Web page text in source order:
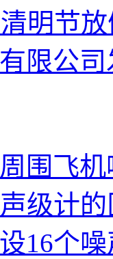
明节
限公司
围飞
级计
16个